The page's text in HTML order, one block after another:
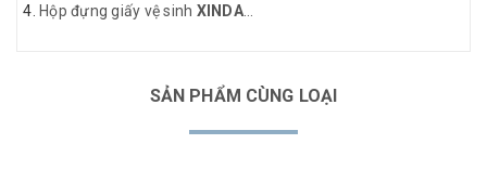
Hộp đựng giấy vệ sinh XINDA...
SẢN PHẨM CÙNG LOẠI